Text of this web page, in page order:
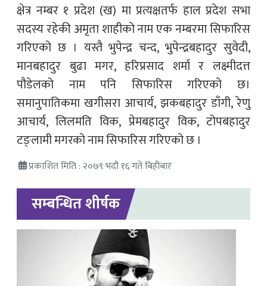
क्षेत्र नम्बर १ प्रदेश (ख) मा प्रत्यक्षतर्फ हाल प्रदेश सभा
सदस्य रहेकी अमृता शाहीको नाम एक नम्बरमा सिफारिस
गरिएको छ । यस्तै भुपेन्द्र चन्द, भुपेन्द्रबहादुर सुवेदी,
मानबहादुर बुढा मगर, हरिप्रसाद शर्मा र लक्ष्मीदत्त
पौडेलको नाम पनि सिफारिस गरिएको छ।
समानुपातिकमा खगीसरा आचार्य, झकबहादुर डाँगी, रेणु
आचार्य, लिलमति विक, प्रेमबहादुर विक, टोपबहादुर
टङ्लामी मगरको नाम सिफारिस गरिएको छ ।
प्रकाशित मिति : २०७९ भदौ १६ गते बिहीबार
सम्बन्धित शीर्षक